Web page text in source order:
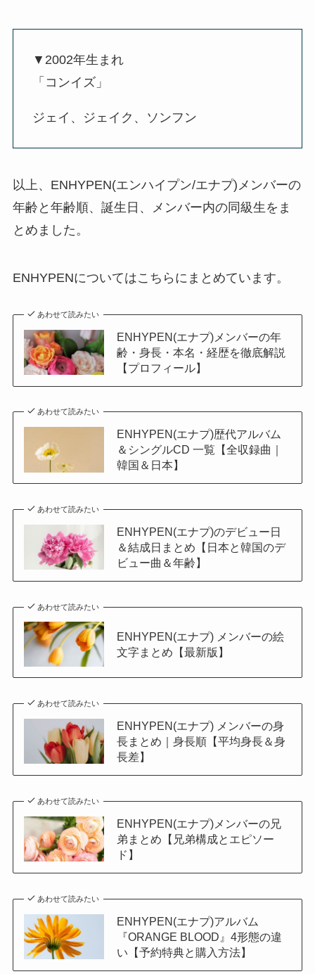
▼2002年生まれ
「コンイズ」
ジェイ、ジェイク、ソンフン
以上、ENHYPEN(エンハイプン/エナプ)メンバーの
年齢と年齢順、誕生日、メンバー内の同級生をま
とめました。
ENHYPENについてはこちらにまとめています。
あわせて読みたい
ENHYPEN(エナプ)メンバーの年
齢・身長・本名・経歴を徹底解説
【プロフィール】
あわせて読みたい
ENHYPEN(エナプ)歴代アルバム
＆シングルCD 一覧【全収録曲｜
韓国＆日本】
あわせて読みたい
ENHYPEN(エナプ)のデビュー日
＆結成日まとめ【日本と韓国のデ
ビュー曲＆年齢】
あわせて読みたい
ENHYPEN(エナプ) メンバーの絵
文字まとめ【最新版】
あわせて読みたい
ENHYPEN(エナプ) メンバーの身
長まとめ｜身長順【平均身長＆身
長差】
あわせて読みたい
ENHYPEN(エナプ)メンバーの兄
弟まとめ【兄弟構成とエピソー
ド】
あわせて読みたい
ENHYPEN(エナプ)アルバム
『ORANGE BLOOD』4形態の違
い【予約特典と購入方法】